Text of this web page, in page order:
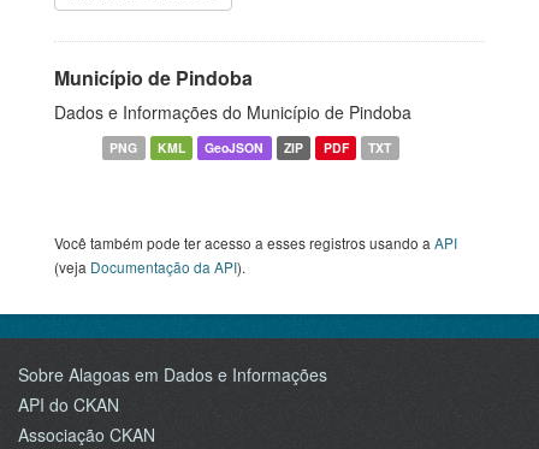
Município de Pindoba
Dados e Informações do Município de Pindoba
PNG KML GeoJSON ZIP PDF TXT
Você também pode ter acesso a esses registros usando a API
(veja Documentação da API).
Sobre Alagoas em Dados e Informações
API do CKAN
Associação CKAN